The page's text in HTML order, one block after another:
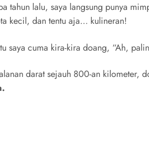
tahun lalu, saya langsung punya
kecil, dan tentu aja… kulineran!
saya cuma kira-kira doang, “Ah,
darat sejauh 800-an